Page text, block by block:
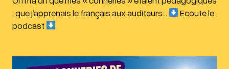
, que j’apprenais le français aux auditeurs…
Ecoute le
podcast